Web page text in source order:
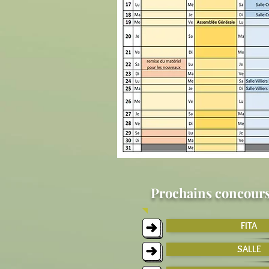
Prochains
FITA
SALLE